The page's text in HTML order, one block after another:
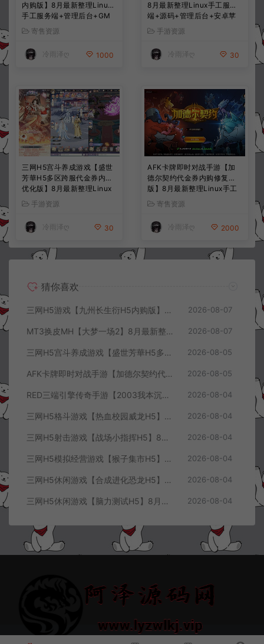
内购版】8月最新整理Linux
手工服务端+管理后台+GM
授权后台+简易安卓客户端
+详细搭建教程+视频教程
寄售资源
冷雨泽ღ 1000
8月最新整理Linux手工服务
端+源码+管理后台+安卓苹
果双端+详细搭建教程+视频
教程
手游资源
冷雨泽ღ 30
三网H5宫斗养成游戏【盛世
芳華H5多区跨服代金券内购
优化版】8月最新整理Linux
手工服务端+CDK授权后台
+全资源安卓+详细搭建教程
+视频教程
手游资源
冷雨泽ღ 30
AFK卡牌即时对战手游【加
德尔契约代金券内购修复
版】8月最新整理Linux手工
服务端+前后端全套源码+CD
K授权后台+安卓苹果双端
+详细搭建教程+视频教程
寄售资源
冷雨泽ღ 2000
猜你喜欢
三网H5游戏【九州长生衍H5内购版】8月最新整理Linux手工服务端+管理后台+GM授权后台+简易安卓客户端+详细搭建教程+视频教程 2026-08-07
MT3换皮MH【大梦一场2】8月最新整理Linux手工服务端+源码+管理后台+安卓苹果双端+详细搭建教程+视频教程 2026-08-07
三网H5宫斗养成游戏【盛世芳華H5多区跨服代金券内购优化版】8月最新整理Linux手工服务端+CDK授权后台+全资源安卓+详细搭建教程+视频教程 2026-08-05
AFK卡牌即时对战手游【加德尔契约代金券内购修复版】8月最新整理Linux手工服务端+前后端全套源码+CDK授权后台+安卓苹果双端+详细搭建教程+视频教程 2026-08-05
RED三端引擎传奇手游【2003我本沉默三职业】8月最新整理Win一键服务端+PC安卓+详细搭建教程 2026-08-04
三网H5格斗游戏【热血校园威龙H5】8月最新整理Linux手工服务端+Win一键服务端+解压即玩+简易安卓客户端+详细搭建教程 2026-08-04
三网H5射击游戏【战场小指挥H5】8月最新整理Linux手工服务端+Win一键服务端+解压即玩+简易安卓客户端+详细搭建教程 2026-08-04
三网H5模拟经营游戏【猴子集市H5】8月最新整理Linux手工服务端+Win一键服务端+解压即玩+简易安卓客户端+详细搭建教程 2026-08-04
三网H5休闲游戏【合成进化恐龙H5】8月最新整理Linux手工服务端+Win一键服务端+解压即玩+简易安卓客户端+详细搭建教程 2026-08-04
三网H5休闲游戏【脑力测试H5】8月最新整理Linux手工服务端+Win一键服务端+解压即玩+简易安卓客户端+详细搭建教程 2026-08-04
© 2021~2026 阿泽源码网 www.lyzwlkj.vip 冷雨泽 豫